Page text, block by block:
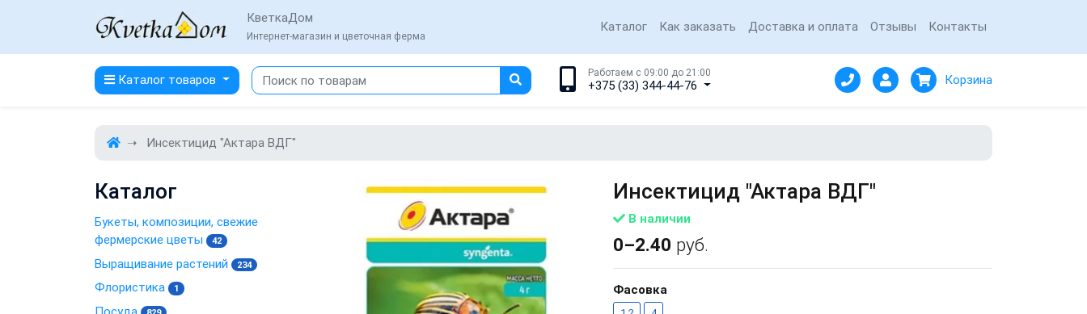
КветкаДом
Интернет-магазин и цветочная ферма
Каталог Как заказать Доставка и оплата Отзывы Контакты
Каталог товаров Работаем с 09:00 до 21:00
+375 (33) 344-44-76 Корзина
Инсектицид "Актара ВДГ"
Инсектицид "Актара ВДГ"
В наличии
0–2.40 руб.
Фасовка
Каталог
Букеты, композиции, свежие
фермерские цветы
42
Выращивание растений 234
Флористика 1
Посуда